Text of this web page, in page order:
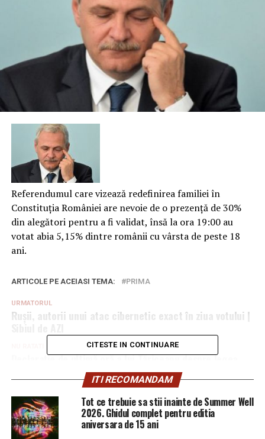
Referendumul care vizează redefinirea familiei în
Constituția României are nevoie de o prezență de 30%
din alegători pentru a fi validat, însă la ora 19:00 au
votat abia 5,15% dintre românii cu vârsta de peste 18
ani.
ARTICOLE PE ACEIASI TEMA: PRIMA
URMATORUL
Rușii, autorii unui atac cibernetic exact în ziua votului |
Declarație de ultimă oră a lui Tăriceanu despre legea
care va schimba România. Am putea fi ca Norvegia |
Sibiul de AZI
CITESTE IN CONTINUARE
ITI RECOMANDAM
Tot ce trebuie sa stii inainte de Summer Well
2026. Ghidul complet pentru editia
aniversara de 15 ani